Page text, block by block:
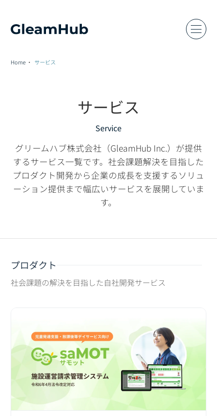
Home サービス
サービス
Service
グリームハブ株式会社（GleamHub Inc.）が提供
するサービス一覧です。社会課題解決を目指した
プロダクト開発から企業の成長を支援するソリュ
ーション提供まで幅広いサービスを展開していま
す。
プロダクト
社会課題の解決を目指した自社開発サービス